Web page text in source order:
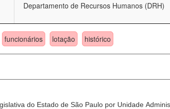
Departamento de Recursos Humanos (DRH)
funcionários lotação histórico
do Estado de São Paulo por Unidade